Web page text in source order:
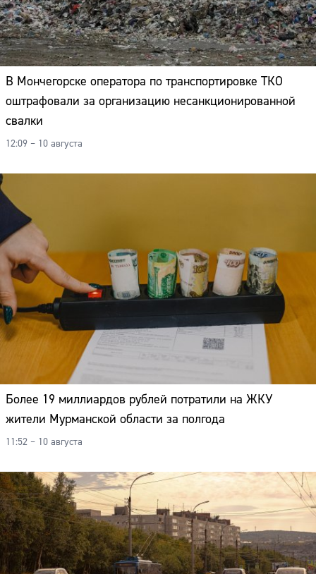
В Мончегорске оператора по транспортировке ТКО
оштрафовали за организацию несанкционированной
свалки
12:09 – 10 августа
Более 19 миллиардов рублей потратили на ЖКУ
жители Мурманской области за полгода
11:52 – 10 августа